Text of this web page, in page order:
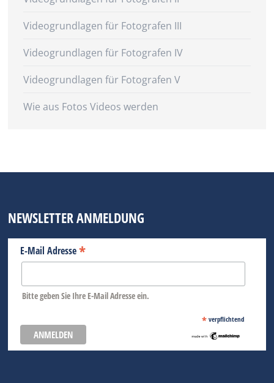
Videogrundlagen für Fotografen III
Videogrundlagen für Fotografen IV
Videogrundlagen für Fotografen V
Wie aus Fotos Videos werden
NEWSLETTER ANMELDUNG
E-Mail Adresse*
Bitte geben Sie Ihre E-Mail Adresse ein.
* verpflichtend